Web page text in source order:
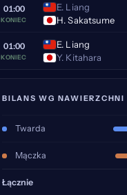
01:00
KONIEC
E. Liang
H. Sakatsume
01:00
KONIEC
E. Liang
Y. Kitahara
BILANS WG NAWIERZCHNI
Twarda
Mączka
Łącznie